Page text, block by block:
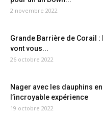
2 novembre 2022
Grande Barrière de Corail :
vont vous...
26 octobre 2022
Nager avec les dauphins
l’incroyable expérience
19 octobre 2022